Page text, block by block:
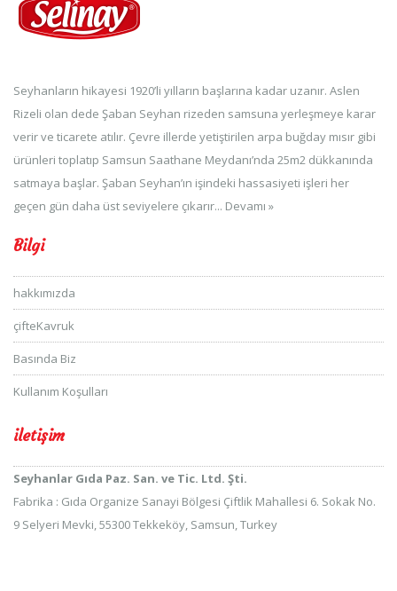
Seyhanların hikayesi 1920’li yılların başlarına kadar uzanır. Aslen
Rizeli olan dede Şaban Seyhan rizeden samsuna yerleşmeye karar
verir ve ticarete atılır. Çevre illerde yetiştirilen arpa buğday mısır gibi
ürünleri toplatıp Samsun Saathane Meydanı’nda 25m2 dükkanında
satmaya başlar. Şaban Seyhan’ın işindeki hassasiyeti işleri her
geçen gün daha üst seviyelere çıkarır... Devamı »
Bilgi
hakkımızda
çifteKavruk
Basında Biz
Kullanım Koşulları
iletişim
Seyhanlar Gıda Paz. San. ve Tic. Ltd. Şti.
Fabrika : Gıda Organize Sanayi Bölgesi Çiftlik Mahallesi 6. Sokak No.
9 Selyeri Mevki, 55300 Tekkeköy, Samsun, Turkey